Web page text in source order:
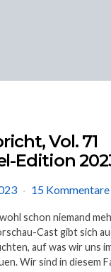
Vol. 71
Edition
15 Kommentare
schon niemand
Cast gibt sich
auf was wir uns
Wir sind in diesem